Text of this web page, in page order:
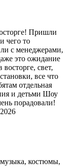
Пришли
чего то
с менеджерами,
это ожидание
свет,
все что
отдельная
и детьми Шоу
порадовали!
костюмы,